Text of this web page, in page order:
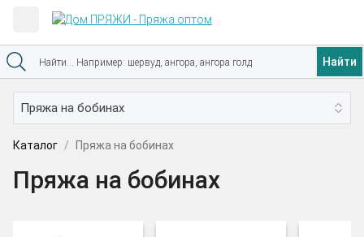
Найти
Каталог Пряжа на бобинах
Пряжа на бобинах